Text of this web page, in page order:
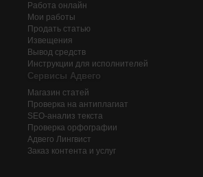
Работа онлайн
Мои работы
Продать статью
Извещения
Вывод средств
Инструкции для исполнителей
Сервисы Адвего
Магазин статей
Проверка на антиплагиат
SEO-анализ текста
Проверка орфографии
Адвего Лингвист
Заказ контента и услуг